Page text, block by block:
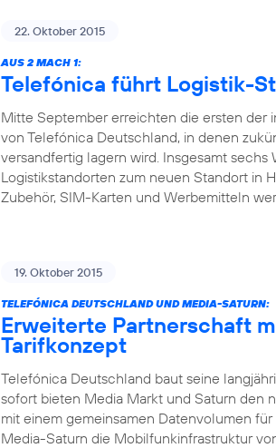
22. Oktober 2015
AUS 2 MACH 1:
Telefónica führt Logistik-
Mitte September erreichten die ersten der
von Telefónica Deutschland, in denen
versandfertig lagern wird. Insgesamt
Logistikstandorten zum neuen Standort in
Zubehör, SIM-Karten und Werbemitteln
19. Oktober 2015
TELEFÓNICA DEUTSCHLAND UND MEDIA-SATURN:
Erweiterte Partnerschaft
Tarifkonzept
Telefónica Deutschland baut seine
sofort bieten Media Markt und Saturn den
mit einem gemeinsamen Datenvolumen
Media-Saturn die Mobilfunkinfrastruktur